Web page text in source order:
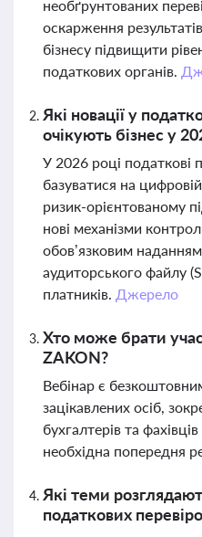
необґрунтованих
оскарження
бізнесу підвищити
податкових органів.
Які новації у
очікують бізнес у
У 2026 році податкові
базуватися на
ризик-орієнтованому
нові механізми
обов’язковим
аудиторського файлу
платників. Джерело
Хто може брати
ZAKON?
Вебінар є
зацікавлених осіб,
бухгалтерів та
необхідна попередня
Які теми
податкових